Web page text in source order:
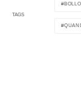
TAGS